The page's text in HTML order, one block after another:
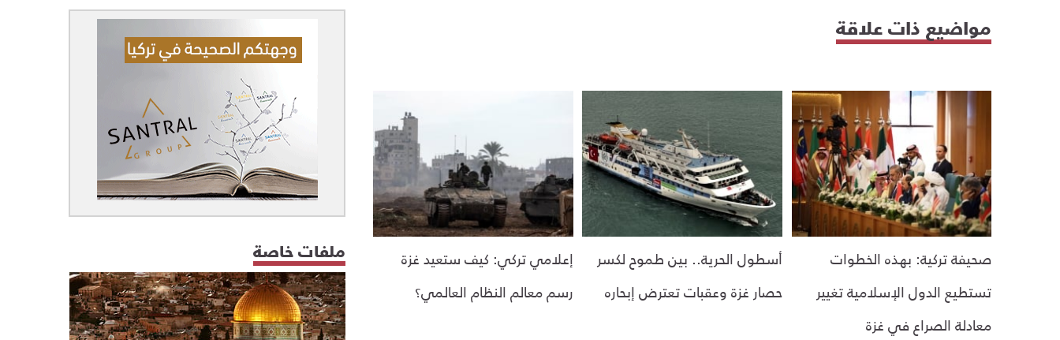
مواضيع ذات علاقة
صحيفة تركية: بهذه الخطوات
تستطيع الدول الإسلامية تغيير
معادلة الصراع في غزة
أسطول الحرية.. بين طموح لكسر
حصار غزة وعقبات تعترض إبحاره
إعلامي تركي: كيف ستعيد غزة
رسم معالم النظام العالمي؟
ملفات خاصة